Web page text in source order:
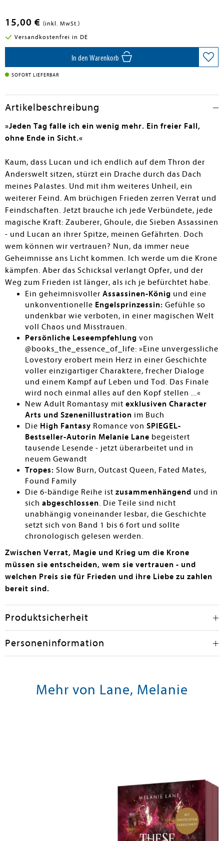
15,00 € (inkl. MwSt.)
Versandkostenfrei in DE
In den Warenkorb
SOFORT LIEFERBAR
Artikelbeschreibung
»Jeden Tag falle ich ein wenig mehr. Ein freier Fall,
ohne Ende in Sicht.«
Kaum, dass Lucan und ich endlich auf dem Thron der
Anderswelt sitzen, stürzt ein Drache durch das Dach
meines Palastes. Und mit ihm weiteres Unheil, ein
weiterer Feind. Am brüchigen Frieden zerren Verrat und
Feindschaften. Jetzt brauche ich jede Verbündete, jede
magische Kraft: Zauberer, Ghoule, die Sieben Assassinen
- und Lucan an ihrer Spitze, meinen Gefährten. Doch
wem können wir vertrauen? Nun, da immer neue
Geheimnisse ans Licht kommen. Ich werde um die Krone
kämpfen. Aber das Schicksal verlangt Opfer, und der
Weg zum Frieden ist länger, als ich je befürchtet habe.
Ein geheimnisvoller Assassinen-König und eine
unkonventionelle Engelsprinzessin: Gefühle so
undenkbar wie verboten, in einer magischen Welt
voll Chaos und Misstrauen.
Persönliche Leseempfehlung von
@books_the_essence_of_life: »Eine unvergessliche
Lovestory erobert mein Herz in einer Geschichte
voller einzigartiger Charaktere, frecher Dialoge
und einem Kampf auf Leben und Tod. Das Finale
wird noch einmal alles auf den Kopf stellen ...«
New Adult Romantasy mit exklusiven Character
Arts und Szenenillustration im Buch
Die High Fantasy Romance von SPIEGEL-
Bestseller-Autorin Melanie Lane begeistert
tausende Lesende - jetzt überarbeitet und in
neuem Gewandt
Tropes: Slow Burn, Outcast Queen, Fated Mates,
Found Family
Die 6-bändige Reihe ist zusammenhängend und in
sich abgeschlossen. Die Teile sind nicht
unabhängig voneinander lesbar, die Geschichte
setzt sich von Band 1 bis 6 fort und sollte
chronologisch gelesen werden.
Zwischen Verrat, Magie und Krieg um die Krone
müssen sie entscheiden, wem sie vertrauen - und
welchen Preis sie für Frieden und ihre Liebe zu zahlen
bereit sind.
Produktsicherheit
Personeninformation
Mehr von Lane, Melanie